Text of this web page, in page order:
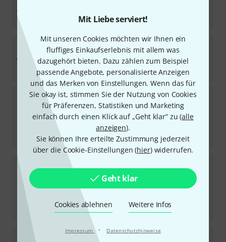
Mit Liebe serviert!
Mit unseren Cookies möchten wir Ihnen ein
fluffiges Einkaufserlebnis mit allem was
dazugehört bieten. Dazu zählen zum Beispiel
passende Angebote, personalisierte Anzeigen
und das Merken von Einstellungen. Wenn das für
Sie okay ist, stimmen Sie der Nutzung von Cookies
für Präferenzen, Statistiken und Marketing
einfach durch einen Klick auf „Geht klar“ zu (alle
anzeigen).
Sie können Ihre erteilte Zustimmung jederzeit
über die Cookie-Einstellungen (hier) widerrufen.
Geht klar
Cookies ablehnen Weitere Infos
Impressum · Datenschutzhinweise
the sssnakeSK233-0,5 XLR Patch
2086
Sofort lieferbar
4,50€
CordialCFM 1,0 FM BK
634
Sofort lieferbar
UVP:16,18 €
-20%
Cordial
1498
TOP-SELLER
Sofort lieferbar
16,90
UVP:23,56
-28%
pro snakeTPM 2,0 CC Micro Cable blue